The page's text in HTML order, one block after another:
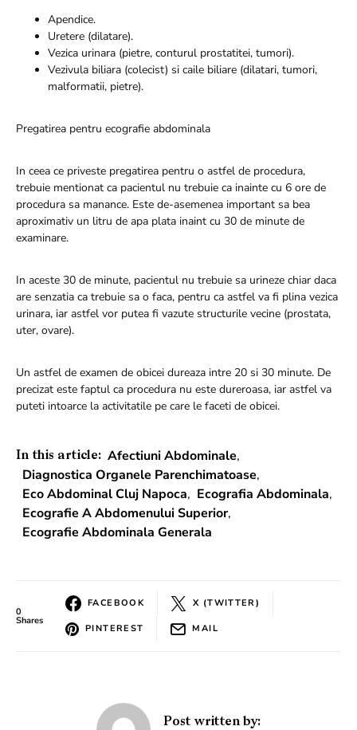
Apendice.
Uretere (dilatare).
Vezica urinara (pietre, conturul prostatitei, tumori).
Vezivula biliara (colecist) si caile biliare (dilatari, tumori,
malformatii, pietre).
Pregatirea pentru ecografie abdominala
In ceea ce priveste pregatirea pentru o astfel de procedura,
trebuie mentionat ca pacientul nu trebuie ca inainte cu 6 ore de
procedura sa manance. Este de-asemenea important sa bea
aproximativ un litru de apa plata inaint cu 30 de minute de
examinare.
In aceste 30 de minute, pacientul nu trebuie sa urineze chiar daca
are senzatia ca trebuie sa o faca, pentru ca astfel va fi plina vezica
urinara, iar astfel vor putea fi vazute structurile vecine (prostata,
uter, ovare).
Un astfel de examen de obicei dureaza intre 20 si 30 minute. De
precizat este faptul ca procedura nu este dureroasa, iar astfel va
puteti intoarce la activitatile pe care le faceti de obicei.
In this article: Afectiuni Abdominale,
Diagnostica Organele Parenchimatoase,
Eco Abdominal Cluj Napoca, Ecografia Abdominala,
Ecografie A Abdomenului Superior,
Ecografie Abdominala Generala
0
Shares
FACEBOOK X (TWITTER)
PINTEREST MAIL
Post written by: